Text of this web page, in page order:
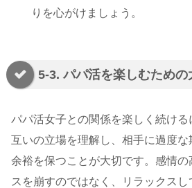
りを心がけましょう。
5-3. パパ活を楽しむための
パパ活女子との関係を楽しく続け
互いの立場を理解し、相手に過度
余裕を保つことが大切です。感情
スを崩すのではなく、リラックス